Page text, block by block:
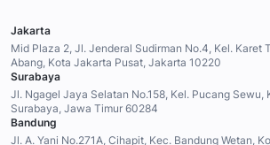
Jakarta
Mid Plaza 2, Jl. Jenderal Sudirman No.4, Kel. Karet
Abang, Kota Jakarta Pusat, Jakarta 10220
Surabaya
Jl. Ngagel Jaya Selatan No.158, Kel. Pucang Sewu,
Surabaya, Jawa Timur 60284
Bandung
Jl. A. Yani No.271A, Cihapit, Kec. Bandung Wetan,